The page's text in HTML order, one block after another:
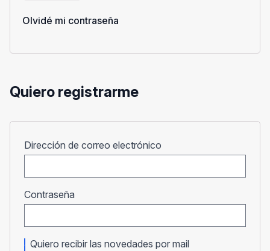
Olvidé mi contraseña
Quiero registrarme
Dirección de correo electrónico
Contraseña
Quiero recibir las novedades por mail